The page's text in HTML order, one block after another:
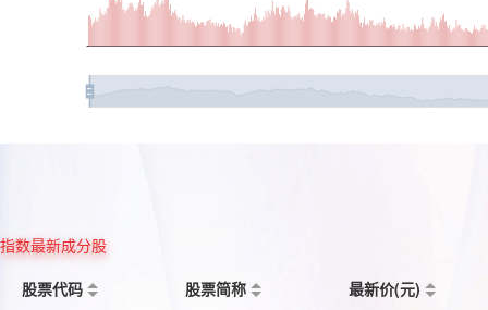
指数最新成分股
股票代码
股票简称 最新价(元)